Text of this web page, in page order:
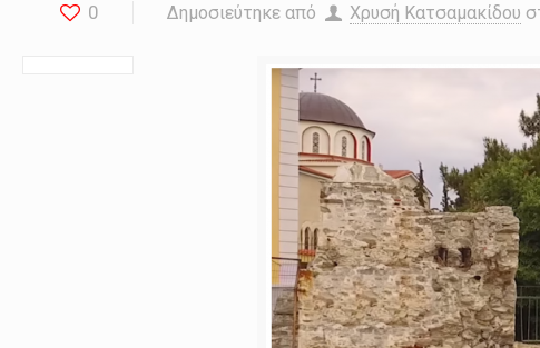
0 Δημοσιεύτηκε από Χρυσή Κατσαμακίδου